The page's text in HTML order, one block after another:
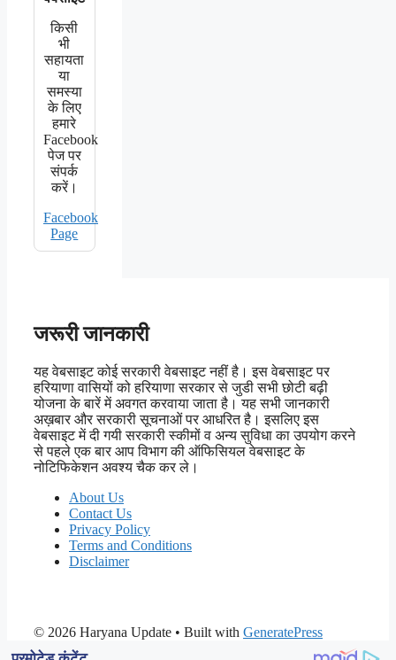
किसी
भी
सहायता
या
समस्या
के लिए
हमारे
Facebook
पेज पर
संपर्क
करें।
Facebook
Page
जरूरी जानकारी
यह वेबसाइट कोई सरकारी वेबसाइट नहीं है। इस वेबसाइट पर
हरियाणा वासियों को हरियाणा सरकार से जुडी सभी छोटी बढ़ी
योजना के बारें में अवगत करवाया जाता है। यह सभी जानकारी
अख़बार और सरकारी सूचनाओं पर आधरित है। इसलिए इस
वेबसाइट में दी गयी सरकारी स्कीमों व अन्य सुविधा का उपयोग करने
से पहले एक बार आप विभाग की ऑफिसियल वेबसाइट के
नोटिफिकेशन अवश्य चैक कर ले।
About Us
Contact Us
Privacy Policy
Terms and Conditions
Disclaimer
© 2026 Haryana Update • Built with GeneratePress